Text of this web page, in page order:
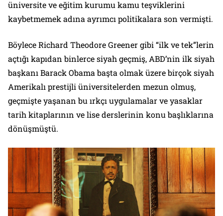
üniversite ve eğitim kurumu kamu teşviklerini
kaybetmemek adına ayrımcı politikalara son vermişti.
Böylece Richard Theodore Greener gibi “ilk ve tek”lerin
açtığı kapıdan binlerce siyah geçmiş, ABD’nin ilk siyah
başkanı Barack Obama başta olmak üzere birçok siyah
Amerikalı prestijli üniversitelerden mezun olmuş,
geçmişte yaşanan bu ırkçı uygulamalar ve yasaklar
tarih kitaplarının ve lise derslerinin konu başlıklarına
dönüşmüştü.